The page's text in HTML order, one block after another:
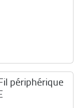
périphérique